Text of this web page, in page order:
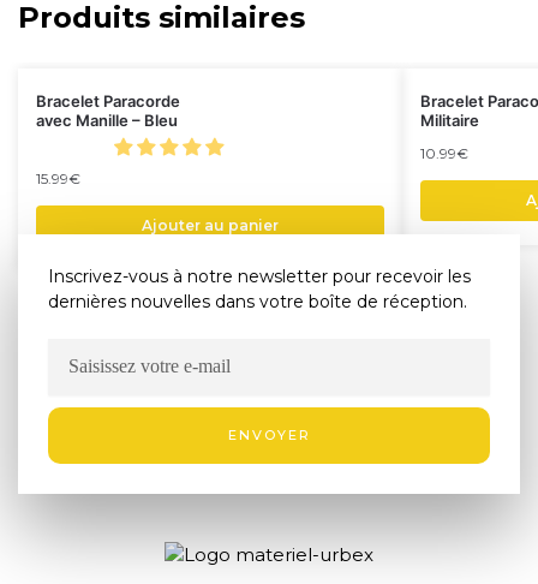
Produits similaires
Bracelet Paracorde
avec Manille – Bleu
15.99€
Ajouter au panier
Bracelet
Militaire
10.99€
Inscrivez-vous à notre newsletter pour recevoir les
dernières nouvelles dans votre boîte de réception.
ENVOYER